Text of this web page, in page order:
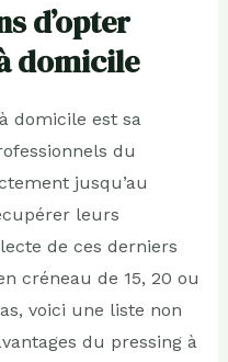
d’opter
domicile
domicile est sa
du
jusqu’au
leurs
de ces derniers
créneau de 15, 20 ou
voici une liste non
du pressing à